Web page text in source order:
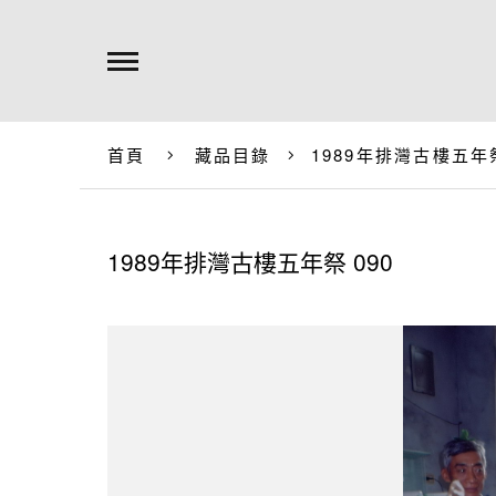
首頁 藏品目錄 1989年排灣古樓五
1989年排灣古樓五年祭 090